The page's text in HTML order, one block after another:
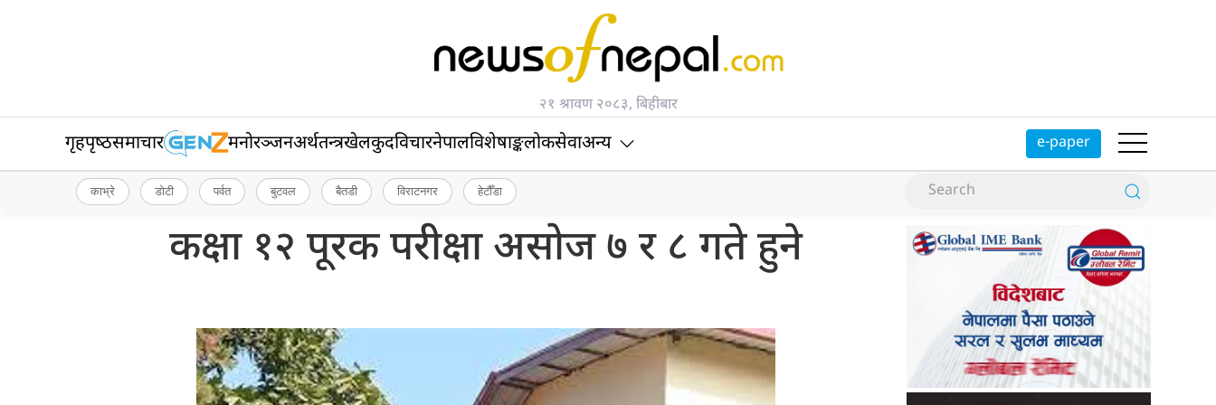
२१ श्रावण २०८३, बिहीबार
गृहपृष्‍ठसमाचार मनोरञ्जनअर्थतन्त्रखेलकुदविचारनेपालविशेषाङ्कलोकसेवाअन्य e-paper
काभ्रे डोटी पर्वत बुटवल बैतडी विराटनगर हेटौँडा
कक्षा १२ पूरक परीक्षा असोज ७ र ८ गते हुने